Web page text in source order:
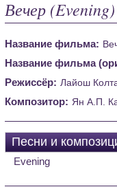
Вечер (Evening)
Название фильма:
Название фильма
Режиссёр: Лайош
Композитор: Ян А.П.
Песни и
Evening